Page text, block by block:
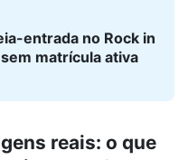
entrada no Rock in
matrícula ativa
reais: o que